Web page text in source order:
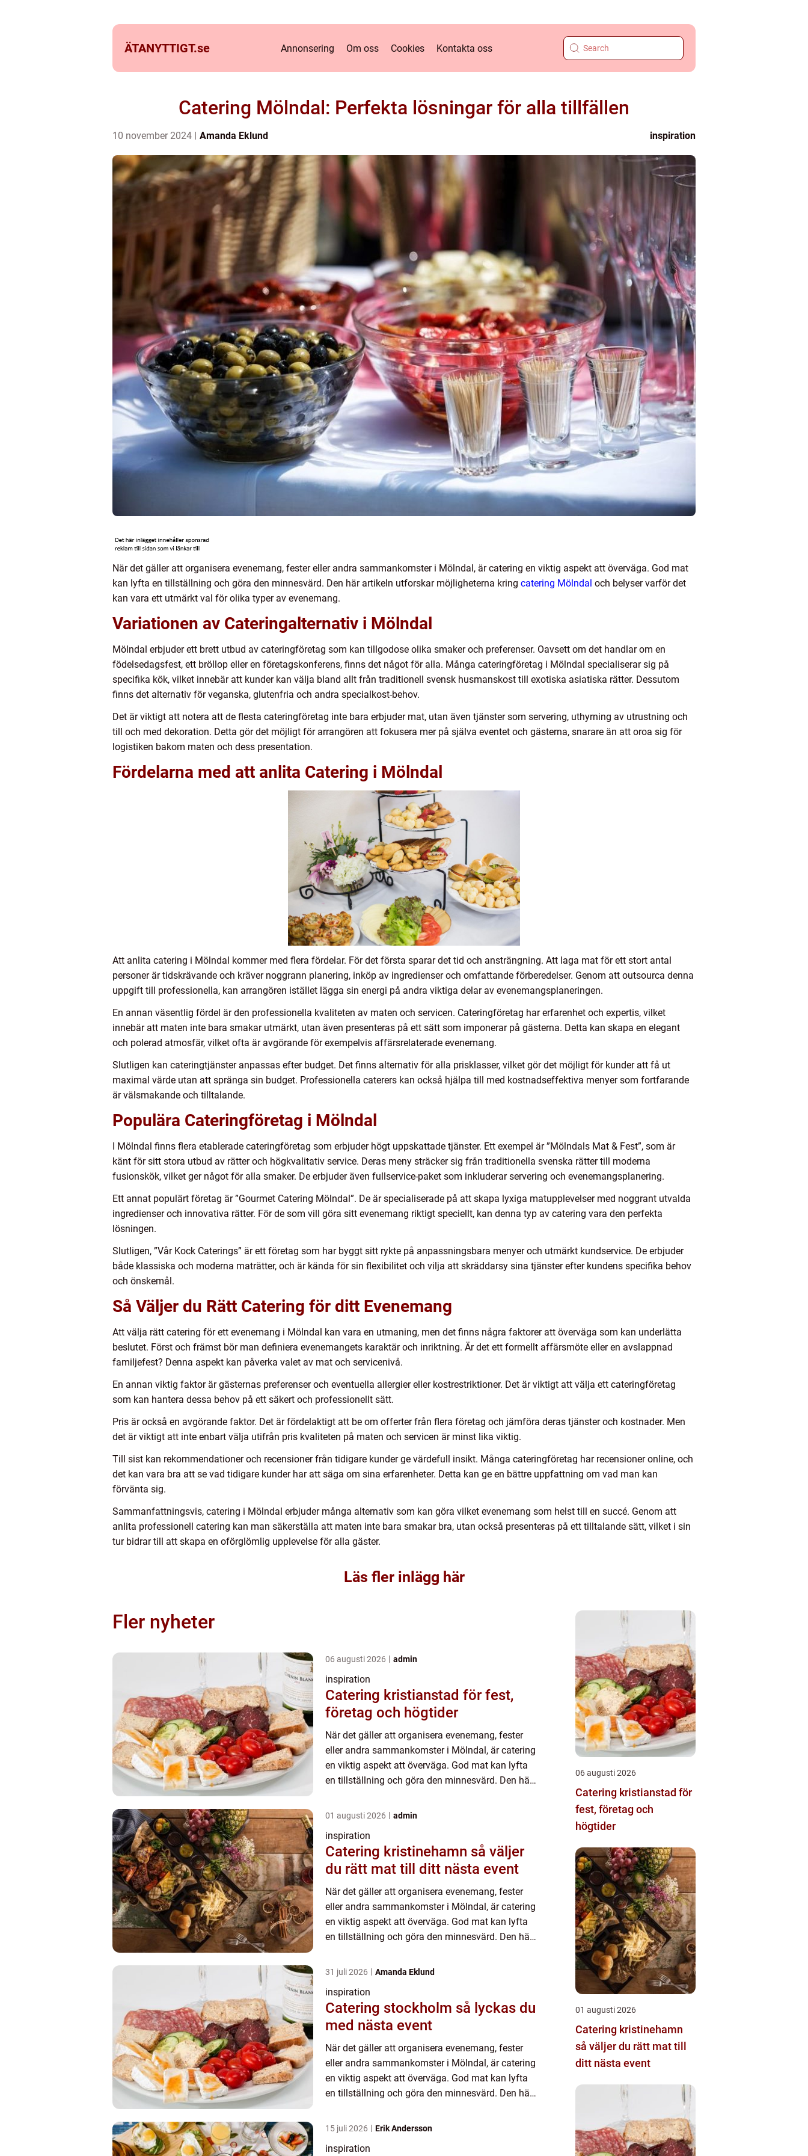
ÄTANYTTIGT.se Annonsering Om oss Cookies Kontakta oss
Catering Mölndal: Perfekta lösningar för alla tillfällen
10 november 2024 Amanda Eklund inspiration
När det gäller att organisera evenemang, fester eller andra sammankomster i Mölndal, är catering en viktig aspekt att överväga. God mat
kan lyfta en tillställning och göra den minnesvärd. Den här artikeln utforskar möjligheterna kring catering Mölndal och belyser varför det
kan vara ett utmärkt val för olika typer av evenemang.
Variationen av Cateringalternativ i Mölndal
Mölndal erbjuder ett brett utbud av cateringföretag som kan tillgodose olika smaker och preferenser. Oavsett om det handlar om en
födelsedagsfest, ett bröllop eller en företagskonferens, finns det något för alla. Många cateringföretag i Mölndal specialiserar sig på
specifika kök, vilket innebär att kunder kan välja bland allt från traditionell svensk husmanskost till exotiska asiatiska rätter. Dessutom
finns det alternativ för veganska, glutenfria och andra specialkost-behov.
Det är viktigt att notera att de flesta cateringföretag inte bara erbjuder mat, utan även tjänster som servering, uthyrning av utrustning och
till och med dekoration. Detta gör det möjligt för arrangören att fokusera mer på själva eventet och gästerna, snarare än att oroa sig för
logistiken bakom maten och dess presentation.
Fördelarna med att anlita Catering i Mölndal
Att anlita catering i Mölndal kommer med flera fördelar. För det första sparar det tid och ansträngning. Att laga mat för ett stort antal
personer är tidskrävande och kräver noggrann planering, inköp av ingredienser och omfattande förberedelser. Genom att outsourca denna
uppgift till professionella, kan arrangören istället lägga sin energi på andra viktiga delar av evenemangsplaneringen.
En annan väsentlig fördel är den professionella kvaliteten av maten och servicen. Cateringföretag har erfarenhet och expertis, vilket
innebär att maten inte bara smakar utmärkt, utan även presenteras på ett sätt som imponerar på gästerna. Detta kan skapa en elegant
och polerad atmosfär, vilket ofta är avgörande för exempelvis affärsrelaterade evenemang.
Slutligen kan cateringtjänster anpassas efter budget. Det finns alternativ för alla prisklasser, vilket gör det möjligt för kunder att få ut
maximal värde utan att spränga sin budget. Professionella caterers kan också hjälpa till med kostnadseffektiva menyer som fortfarande
är välsmakande och tilltalande.
Populära Cateringföretag i Mölndal
I Mölndal finns flera etablerade cateringföretag som erbjuder högt uppskattade tjänster. Ett exempel är ”Mölndals Mat & Fest”, som är
känt för sitt stora utbud av rätter och högkvalitativ service. Deras meny sträcker sig från traditionella svenska rätter till moderna
fusionskök, vilket ger något för alla smaker. De erbjuder även fullservice-paket som inkluderar servering och evenemangsplanering.
Ett annat populärt företag är ”Gourmet Catering Mölndal”. De är specialiserade på att skapa lyxiga matupplevelser med noggrant utvalda
ingredienser och innovativa rätter. För de som vill göra sitt evenemang riktigt speciellt, kan denna typ av catering vara den perfekta
lösningen.
Slutligen, ”Vår Kock Caterings” är ett företag som har byggt sitt rykte på anpassningsbara menyer och utmärkt kundservice. De erbjuder
både klassiska och moderna maträtter, och är kända för sin flexibilitet och vilja att skräddarsy sina tjänster efter kundens specifika behov
och önskemål.
Så Väljer du Rätt Catering för ditt Evenemang
Att välja rätt catering för ett evenemang i Mölndal kan vara en utmaning, men det finns några faktorer att överväga som kan underlätta
beslutet. Först och främst bör man definiera evenemangets karaktär och inriktning. Är det ett formellt affärsmöte eller en avslappnad
familjefest? Denna aspekt kan påverka valet av mat och servicenivå.
En annan viktig faktor är gästernas preferenser och eventuella allergier eller kostrestriktioner. Det är viktigt att välja ett cateringföretag
som kan hantera dessa behov på ett säkert och professionellt sätt.
Pris är också en avgörande faktor. Det är fördelaktigt att be om offerter från flera företag och jämföra deras tjänster och kostnader. Men
det är viktigt att inte enbart välja utifrån pris kvaliteten på maten och servicen är minst lika viktig.
Till sist kan rekommendationer och recensioner från tidigare kunder ge värdefull insikt. Många cateringföretag har recensioner online, och
det kan vara bra att se vad tidigare kunder har att säga om sina erfarenheter. Detta kan ge en bättre uppfattning om vad man kan
förvänta sig.
Sammanfattningsvis, catering i Mölndal erbjuder många alternativ som kan göra vilket evenemang som helst till en succé. Genom att
anlita professionell catering kan man säkerställa att maten inte bara smakar bra, utan också presenteras på ett tilltalande sätt, vilket i sin
tur bidrar till att skapa en oförglömlig upplevelse för alla gäster.
Läs fler inlägg här
Fler nyheter
06 augusti 2026 admin
inspiration
Catering kristianstad för fest,
företag och högtider
När det gäller att organisera evenemang, fester
eller andra sammankomster i Mölndal, är catering
en viktig aspekt att överväga. God mat kan lyfta
en tillställning och göra den minnesvärd. Den här
01 augusti 2026 admin
inspiration
Catering kristinehamn så väljer
du rätt mat till ditt nästa event
När det gäller att organisera evenemang, fester
eller andra sammankomster i Mölndal, är catering
en viktig aspekt att överväga. God mat kan lyfta
en tillställning och göra den minnesvärd. Den här
31 juli 2026 Amanda Eklund
inspiration
Catering stockholm så lyckas du
med nästa event
När det gäller att organisera evenemang, fester
eller andra sammankomster i Mölndal, är catering
en viktig aspekt att överväga. God mat kan lyfta
en tillställning och göra den minnesvärd. Den här
15 juli 2026 Erik Andersson
inspiration
06 augusti 2026
Catering kristianstad för
fest, företag och
högtider
01 augusti 2026
Catering kristinehamn
så väljer du rätt mat till
ditt nästa event